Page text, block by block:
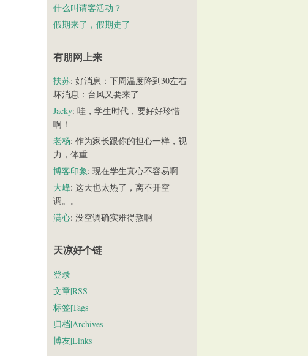
什么叫请客活动？
假期来了，假期走了
有朋网上来
扶苏: 好消息：下周温度降到30左右
坏消息：台风又要来了
Jacky: 哇，学生时代，要好好珍惜
啊！
老杨: 作为家长跟你的担心一样，视
力，体重
博客印象: 现在学生真心不容易啊
大峰: 这天也太热了，离不开空
调。。
满心: 没空调确实难得熬啊
天凉好个链
登录
文章|RSS
标签|Tags
归档|Archives
博友|Links